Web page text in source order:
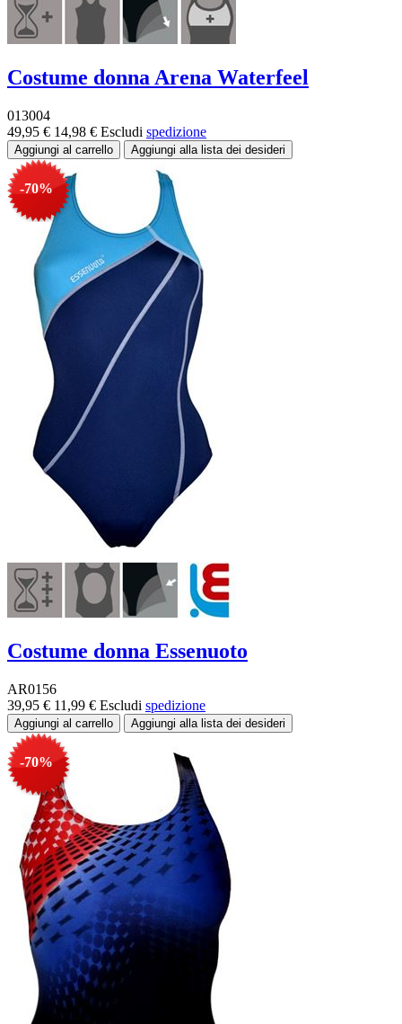
Costume donna Arena Waterfeel
013004
49,95 € 14,98 € Escludi spedizione
-70%
Costume donna Essenuoto
AR0156
39,95 € 11,99 € Escludi spedizione
-70%